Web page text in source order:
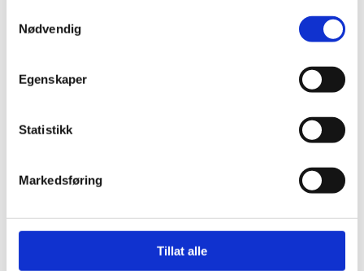
Nødvendig
Egenskaper
Statistikk
Markedsføring
Tillat alle
industristøvsuger.